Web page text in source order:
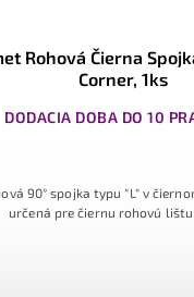
Brolux Kryt Matný
✅
Jednometrový difúzor
profilom zabezpečuje
zároveň dodáva lište